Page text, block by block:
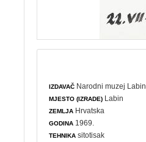
IZDAVAČ Narodni muzej Labin
MJESTO (IZRADE) Labin
ZEMLJA Hrvatska
GODINA 1969.
TEHNIKA sitotisak